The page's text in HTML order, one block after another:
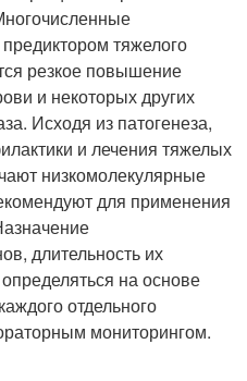
тяжелого
резкое повышение
и некоторых других
Исходя из патогенеза,
и лечения тяжелых
низкомолекулярные
для применения
длительность их
на основе
отдельного
мониторингом.